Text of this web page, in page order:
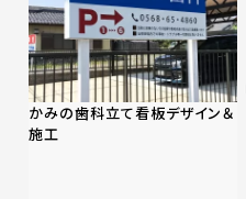
かみの歯科立て看板デザイン＆
施工